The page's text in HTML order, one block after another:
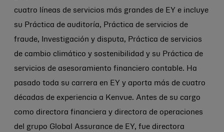
cuatro líneas de servicios más grandes de EY e incluye
su Práctica de auditoría, Práctica de servicios de
fraude, Investigación y disputa, Práctica de servicios
de cambio climático y sostenibilidad y su Práctica de
servicios de asesoramiento financiero contable. Ha
pasado toda su carrera en EY y aporta más de cuatro
décadas de experiencia a Kenvue. Antes de su cargo
como directora financiera y directora de operaciones
del grupo Global Assurance de EY, fue directora